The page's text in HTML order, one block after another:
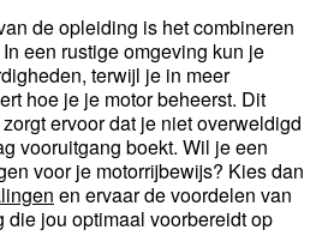
de opleiding is het combineren
een rustige omgeving kun je
terwijl je in meer
hoe je je motor beheerst. Dit
ervoor dat je niet overweldigd
vooruitgang boekt. Wil je een
voor je motorrijbewijs? Kies dan
en ervaar de voordelen van
jou optimaal voorbereidt op